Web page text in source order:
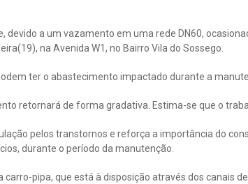
devido a um vazamento em uma rede DN60,
na Avenida W1, no Bairro Vila do Sossego.
ter o abastecimento impactado durante a
retornará de forma gradativa. Estima-se que o
pelos transtornos e reforça a importância do
durante o período da manutenção.
pipa, que está à disposição através dos canais